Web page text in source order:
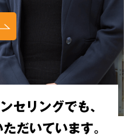
セリングでも、
だいています。